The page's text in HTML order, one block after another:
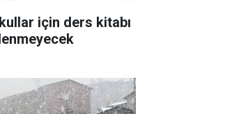
için ders kitabı